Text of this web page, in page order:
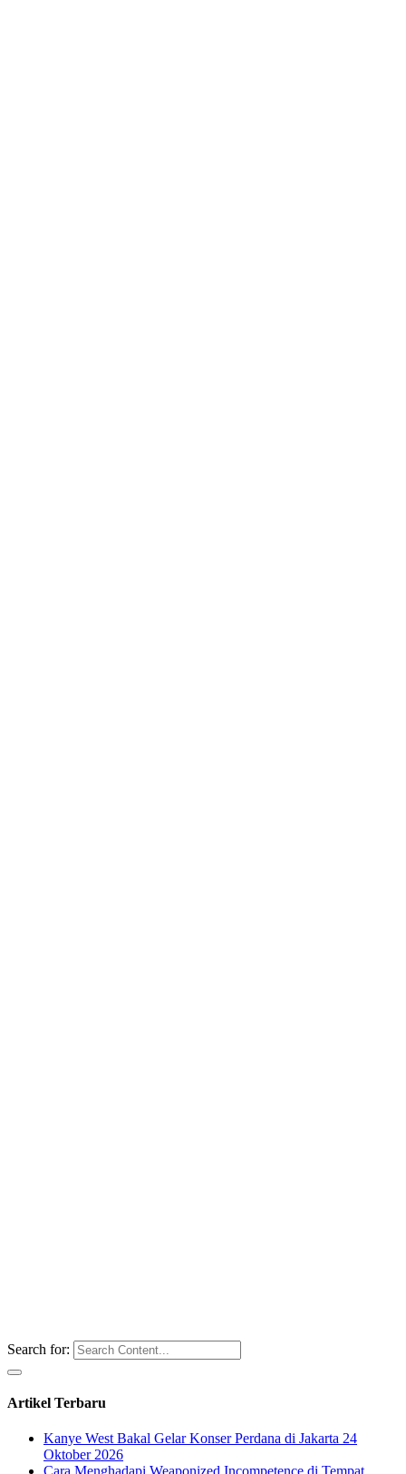
Search for:
Artikel Terbaru
Kanye West Bakal Gelar Konser Perdana di Jakarta 24
Oktober 2026